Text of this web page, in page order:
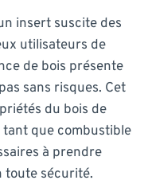
insert suscite des
utilisateurs de
de bois présente
sans risques. Cet
du bois de
que combustible
à prendre
toute sécurité.